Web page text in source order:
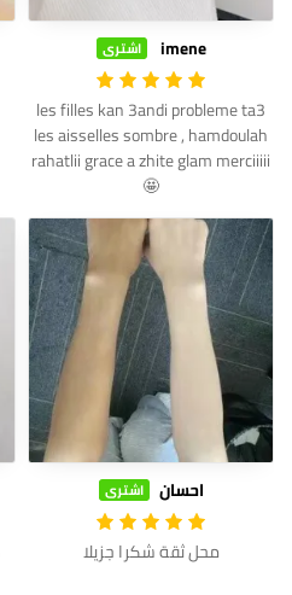
imene اشترى
les filles kan 3andi probleme ta3
les aisselles sombre , hamdoulah
rahatlii grace a zhite glam merciiiii
🤩
احسان اشترى
محل ثقة شكرا جزيلا